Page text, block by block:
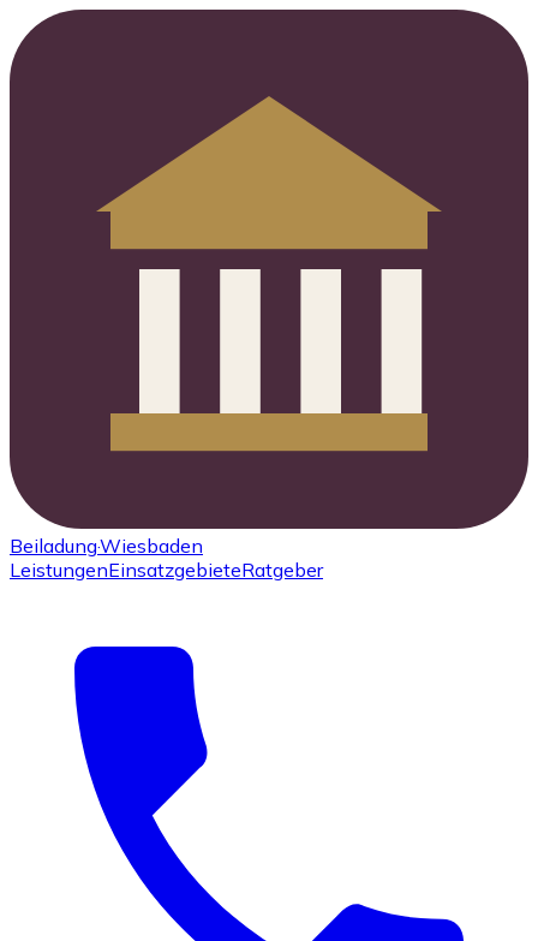
Beiladung·Wiesbaden
LeistungenEinsatzgebieteRatgeber